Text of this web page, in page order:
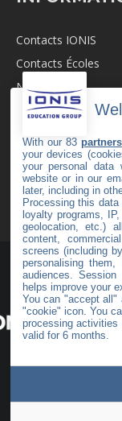
Contacts IONIS
Contacts Écoles
Newsroom
Revue de Presse
Mentions légales
C.G.V
Politique de cookies
With our 83 partners
your devices
your personal data
website or in our
later, including in
Processing this data
loyalty programs,
geolocation, etc.)
content,
screens (including
personalising
audiences.
helps improve your
You can "accept all"
"cookie" icon. You
processing
valid for 6 months.